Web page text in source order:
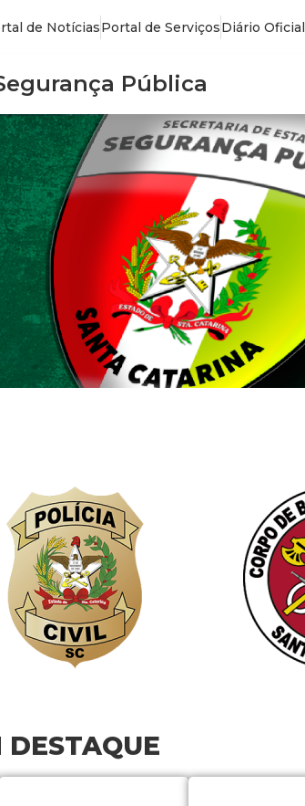
de NotíciasPortal de ServiçosDiário Oficial
Pública
DESTAQUE